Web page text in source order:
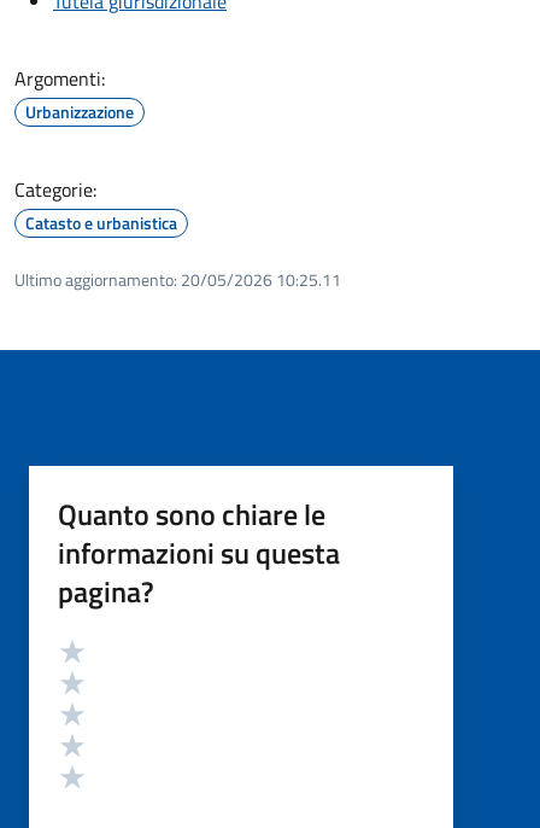
Argomenti:
Urbanizzazione
Categorie:
Catasto e urbanistica
Ultimo aggiornamento: 20/05/2026 10:25.11
Quanto sono chiare le
informazioni su questa
pagina?
Valutazione